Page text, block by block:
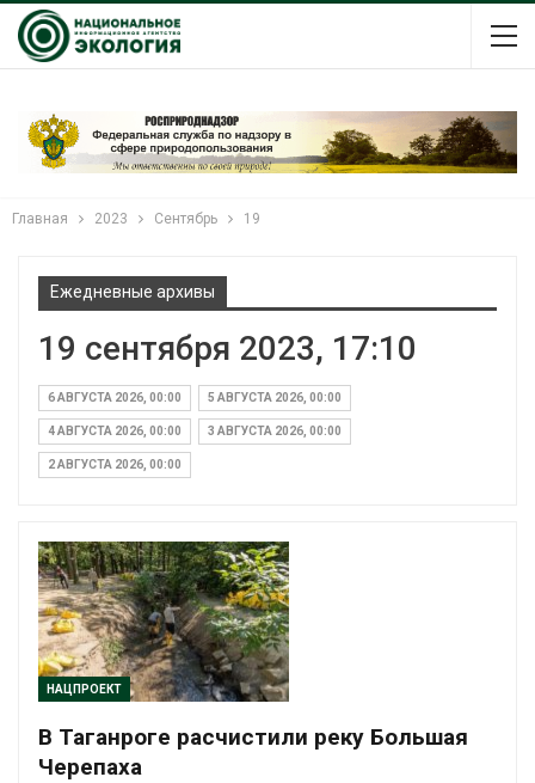
Главная 2023 Сентябрь 19
Ежедневные архивы
19 сентября 2023, 17:10
6 АВГУСТА 2026, 00:00 5 АВГУСТА 2026, 00:00
4 АВГУСТА 2026, 00:00 3 АВГУСТА 2026, 00:00
2 АВГУСТА 2026, 00:00
НАЦПРОЕКТ
В Таганроге расчистили реку Большая
Черепаха